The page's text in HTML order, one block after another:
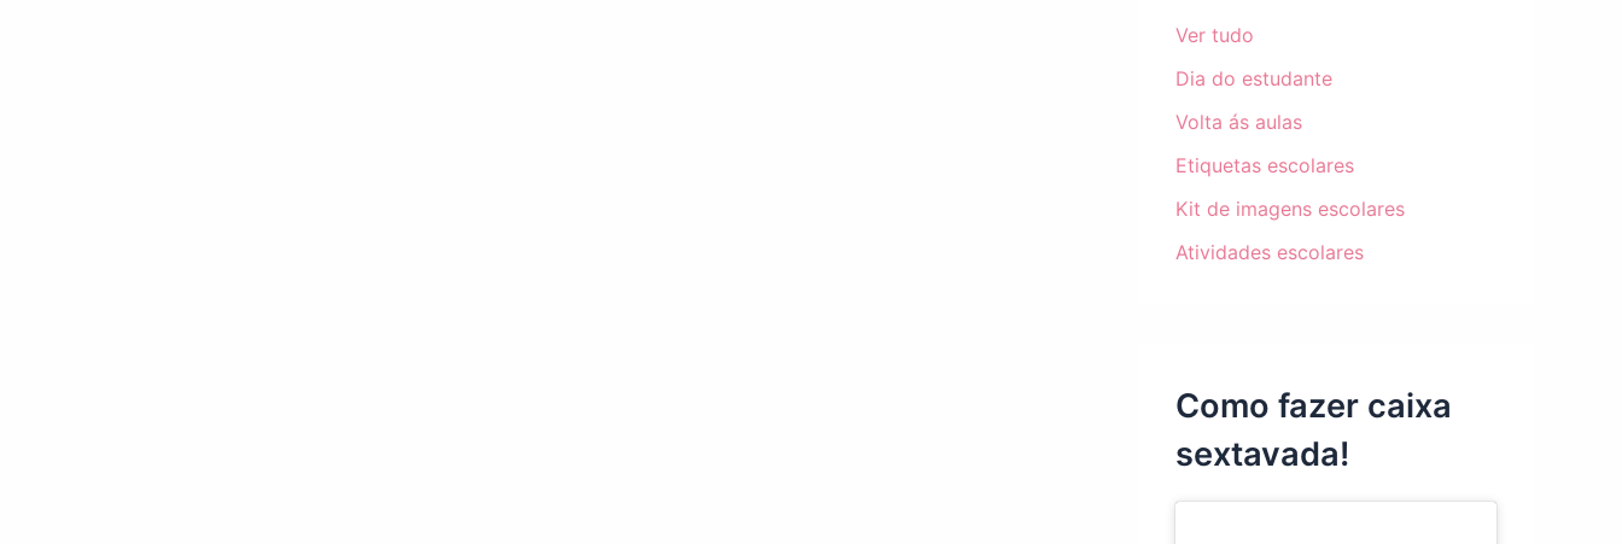
Ver tudo
Dia do estudante
Volta ás aulas
Etiquetas escolares
Kit de imagens escolares
Atividades escolares
Como fazer caixa
sextavada!